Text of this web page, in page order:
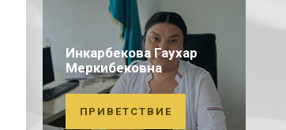
Инкарбекова Гаухар
Меркибековна
ПРИВЕТСТВИЕ